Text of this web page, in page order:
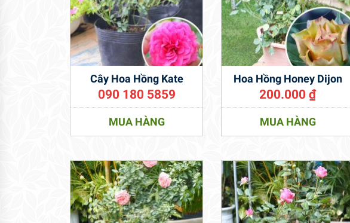
Cây Hoa Hồng Kate
090 180 5859
MUA HÀNG
Hoa Hồng Honey Dijon
200.000₫
MUA HÀNG